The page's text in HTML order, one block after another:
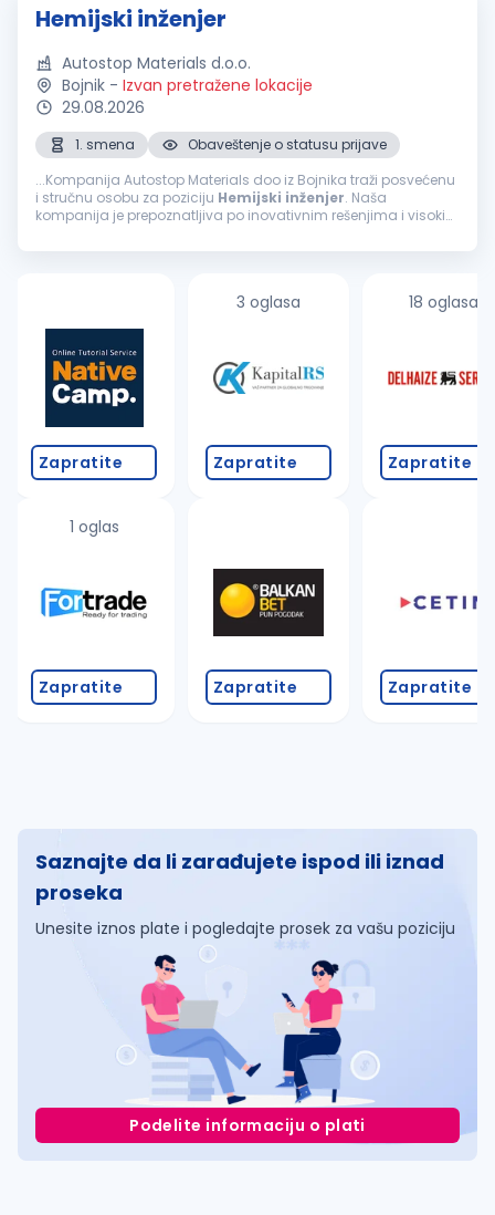
Hemijski inženjer
Autostop Materials d.o.o.
Bojnik - Izvan pretražene lokacije
29.08.2026
1. smena
Obaveštenje o statusu prijave
...Kompanija Autostop Materials doo iz Bojnika traži posvećenu
i stručnu osobu za poziciju Hemijski inženjer. Naša
kompanija je prepoznatljiva po inovativnim rešenjima i visokim
Zapratite
1 oglas
Zapratite
3 oglasa
Zapratite
Zapratite
18 oglasa
Zapratite
Zapratite
Saznajte da li zarađujete ispod ili iznad
proseka
Unesite iznos plate i pogledajte prosek za vašu poziciju
Podelite informaciju o plati